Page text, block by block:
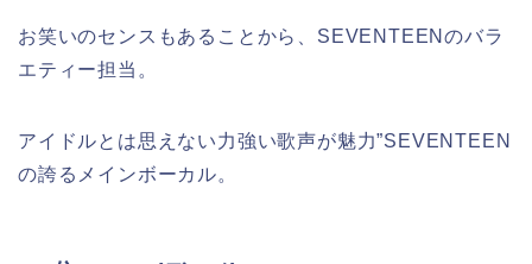
お笑いのセンスもあることから、SEVENTEENのバラ
エティー担当。
アイドルとは思えない力強い歌声が魅力”SEVENTEEN
の誇るメインボーカル。